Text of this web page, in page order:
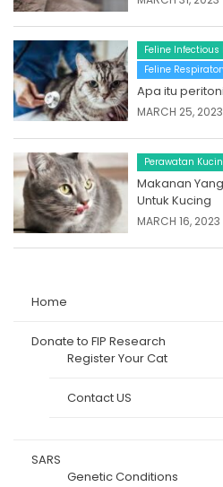
Feline Infectious
Feline
Apa itu
MARCH 25, 2023
Perawatan
Makanan
Untuk Kucing
MARCH 16, 2023
Home
Donate to FIP Research
Register Your Cat
Contact US
SARS
Genetic Conditions